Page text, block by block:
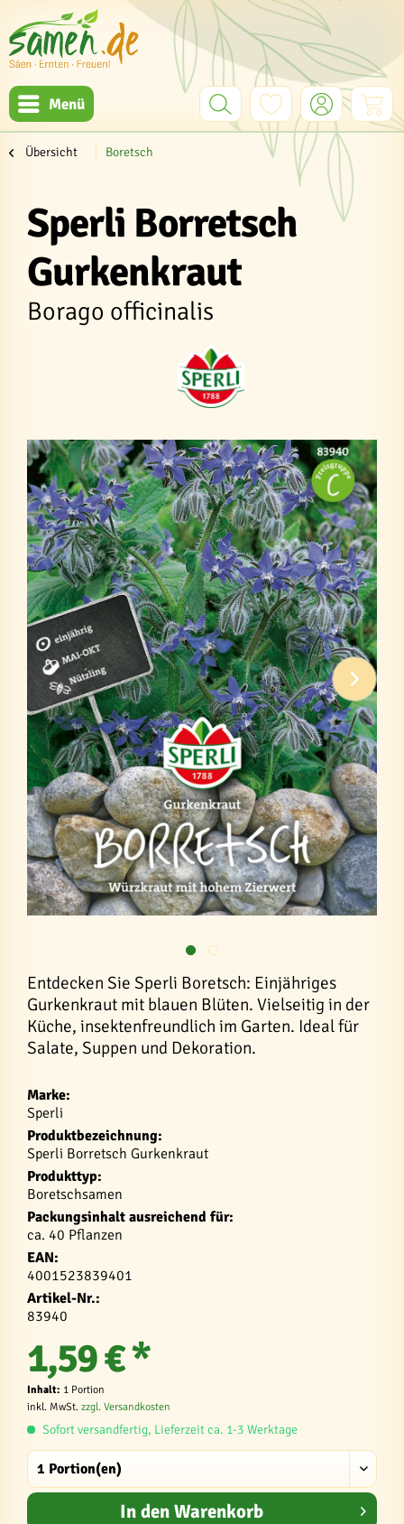
Menü
Übersicht Boretsch
Sperli Borretsch
Gurkenkraut
Borago officinalis
Entdecken Sie Sperli Boretsch: Einjähriges
Gurkenkraut mit blauen Blüten. Vielseitig in der
Küche, insektenfreundlich im Garten. Ideal für
Salate, Suppen und Dekoration.
Marke:
Sperli
Produktbezeichnung:
Sperli Borretsch Gurkenkraut
Produkttyp:
Boretschsamen
Packungsinhalt ausreichend für:
ca. 40 Pflanzen
EAN:
4001523839401
Artikel-Nr.:
83940
1,59 € *
Inhalt: 1 Portion
inkl. MwSt. zzgl. Versandkosten
Sofort versandfertig, Lieferzeit ca. 1-3 Werktage
In den Warenkorb